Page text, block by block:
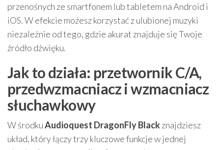
przenośnych ze smartfonem lub tabletem na Android i
iOS. W efekcie możesz korzystać z ulubionej muzyki
niezależnie od tego, gdzie akurat znajduje się Twoje
źródło dźwięku.
Jak to działa: przetwornik C/A,
przedwzmacniacz i wzmacniacz
słuchawkowy
W środkuAudioquest DragonFly Blackznajdziesz
układ, który łączy trzy kluczowe funkcje w jednej